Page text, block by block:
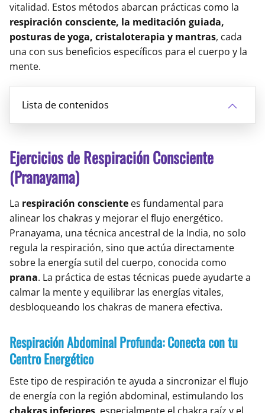
vitalidad. Estos métodos abarcan prácticas como la
respiración consciente, la meditación guiada,
posturas de yoga, cristaloterapia y mantras, cada
una con sus beneficios específicos para el cuerpo y la
mente.
Lista de contenidos
Ejercicios de Respiración Consciente
(Pranayama)
La respiración consciente es fundamental para
alinear los chakras y mejorar el flujo energético.
Pranayama, una técnica ancestral de la India, no solo
regula la respiración, sino que actúa directamente
sobre la energía sutil del cuerpo, conocida como
prana. La práctica de estas técnicas puede ayudarte a
calmar la mente y equilibrar las energías vitales,
desbloqueando los chakras de manera efectiva.
Respiración Abdominal Profunda: Conecta con tu
Centro Energético
Este tipo de respiración te ayuda a sincronizar el flujo
de energía con la región abdominal, estimulando los